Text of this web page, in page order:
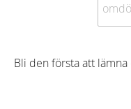
Bli den första att